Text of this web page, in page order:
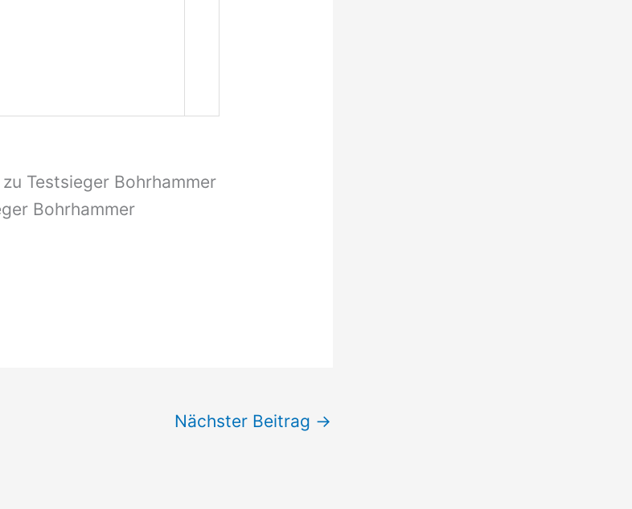
Testsieger Bohrhammer
Bohrhammer
Nächster Beitrag →